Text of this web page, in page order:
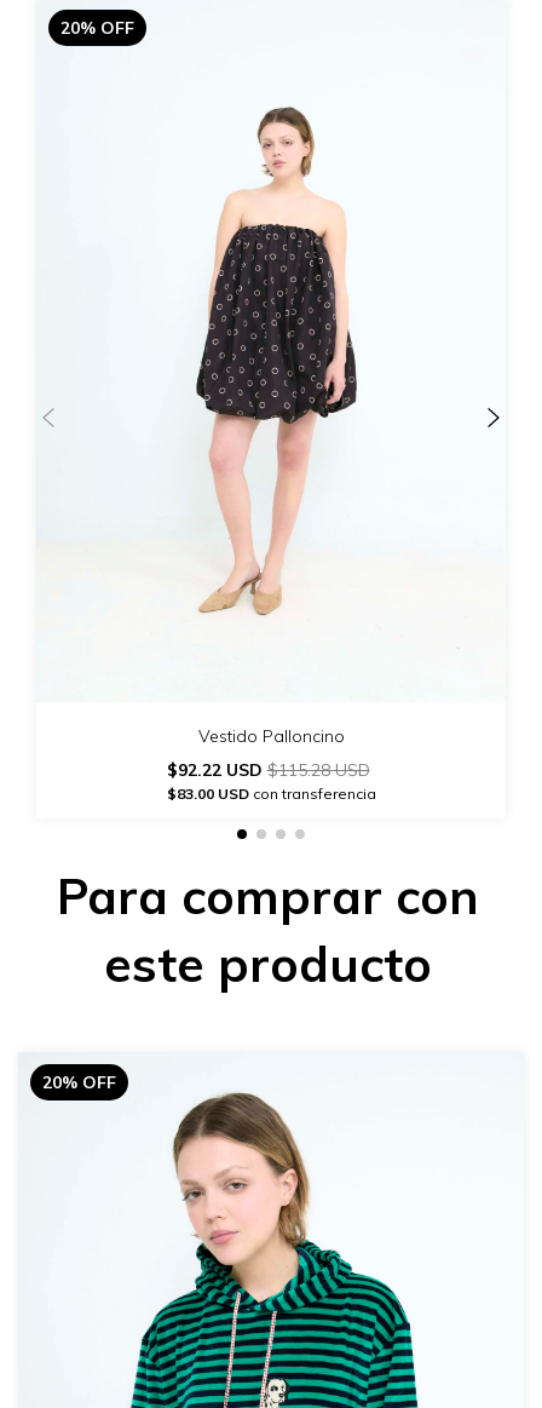
20% OFF
Vestido Palloncino
$92.22 USD$115.28 USD
$83.00 USDcon transferencia
Para comprar con
este producto
20% OFF